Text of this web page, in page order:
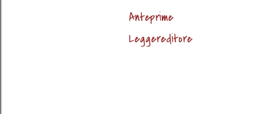
Anteprime
Leggereditore